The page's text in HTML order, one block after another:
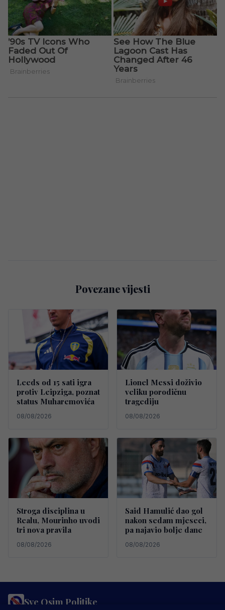
Povezane vijesti
Leeds od 15 sati igra
protiv Leipziga, poznat
status Muharemovića
08/08/2026
Lionel Messi doživio
veliku porodičnu
tragediju
08/08/2026
Stroga disciplina u
Realu, Mourinho uvodi
tri nova pravila
08/08/2026
Said Hamulić dao gol
nakon sedam mjeseci,
pa najavio bolje dane
08/08/2026
Sve Osim Politike